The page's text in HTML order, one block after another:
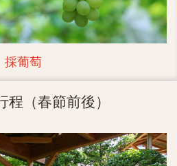
採葡萄
程（春節前後）